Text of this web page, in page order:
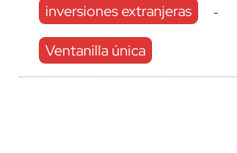
inversiones extranjeras -
Ventanilla única